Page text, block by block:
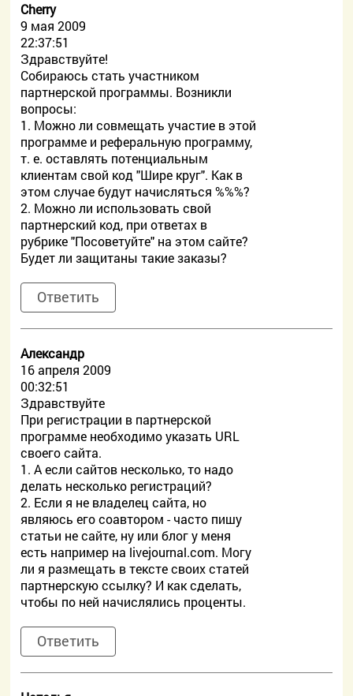
Cherry
9 мая 2009
22:37:51
Здравствуйте!
Собираюсь стать участником
партнерской программы. Возникли
вопросы:
1. Можно ли совмещать участие в этой
программе и реферальную программу,
т. е. оставлять потенциальным
клиентам свой код "Шире круг". Как в
этом случае будут начисляться %%%?
2. Можно ли использовать свой
партнерский код, при ответах в
рубрике "Посоветуйте" на этом сайте?
Будет ли защитаны такие заказы?
Ответить
Александр
16 апреля 2009
00:32:51
Здравствуйте
При регистрации в партнерской
программе необходимо указать URL
своего сайта.
1. А если сайтов несколько, то надо
делать несколько регистраций?
2. Если я не владелец сайта, но
являюсь его соавтором - часто пишу
статьи не сайте, ну или блог у меня
есть например на livejournal.com. Могу
ли я размещать в тексте своих статей
партнерскую ссылку? И как сделать,
чтобы по ней начислялись проценты.
Ответить